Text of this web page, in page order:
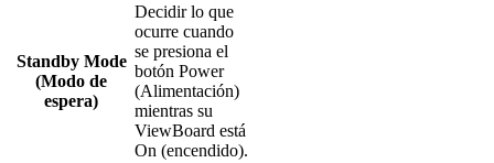
Standby Mode
(Modo de
espera)
Decidir lo que
ocurre cuando
se presiona el
botón Power
(Alimentación)
mientras su
ViewBoard está
On (encendido).